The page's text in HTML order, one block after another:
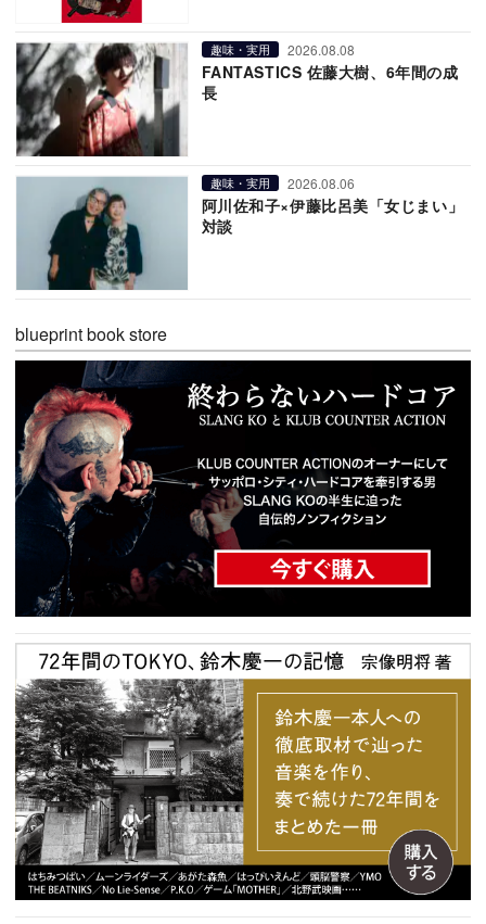
趣味・実用 2026.08.08
FANTASTICS 佐藤大樹、6年間の成
長
趣味・実用 2026.08.06
阿川佐和子×伊藤比呂美「女じまい」
対談
blueprint book store